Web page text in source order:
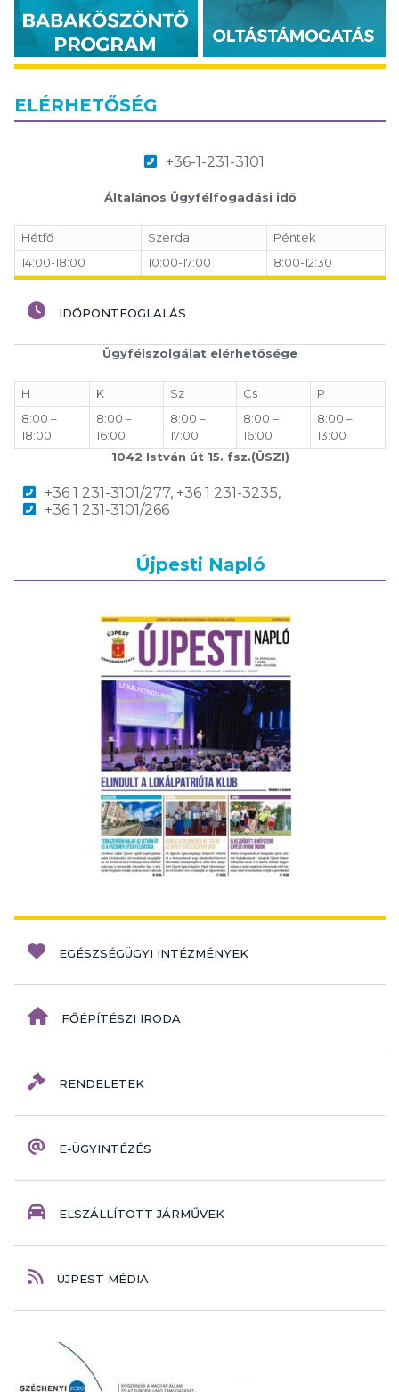
ELÉRHETŐSÉG
+36-1-231-3101
Általános Ügyfélfogadási idő
Hétfő Szerda
Péntek
14:00-18:00
10:00-17:00 8:00-12:30
IDŐPONTFOGLALÁS
Ügyfélszolgálat elérhetősége
H K Sz Cs
P
8:00 –
18:00
8:00 –
16:00
8:00 –
17:00
8:00 –
16:00
8:00 –
13:00
1042 István út 15. fsz.(ÜSZI)
+36 1 231-3101/277, +36 1 231-3235,
+36 1 231-3101/266
Újpesti Napló
EGÉSZSÉGÜGYI INTÉZMÉNYEK
FŐÉPÍTÉSZI IRODA
RENDELETEK
E-ÜGYINTÉZÉS
ELSZÁLLÍTOTT JÁRMŰVEK
ÚJPEST MÉDIA